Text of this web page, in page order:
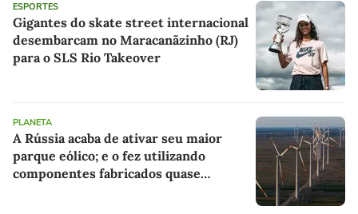
ESPORTES
Gigantes do skate street internacional
desembarcam no Maracanãzinho (RJ)
para o SLS Rio Takeover
PLANETA
A Rússia acaba de ativar seu maior
parque eólico; e o fez utilizando
componentes fabricados quase